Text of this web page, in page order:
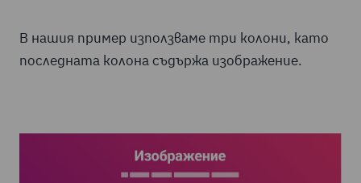
В нашия пример използваме три колони, като
последната колона съдържа изображение.